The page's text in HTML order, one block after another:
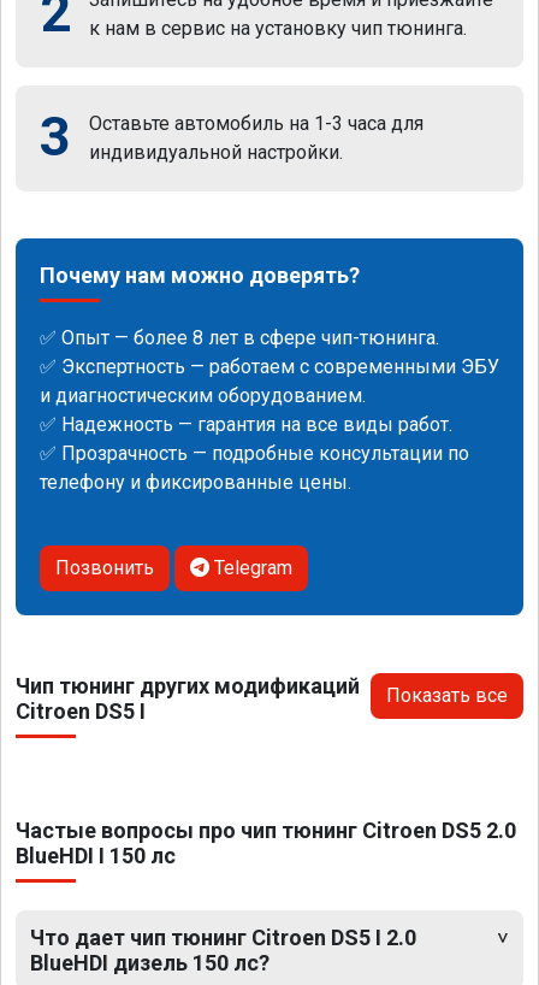
2
к нам в сервис на установку чип тюнинга.
3
Оставьте автомобиль на 1-3 часа для
индивидуальной настройки.
Почему нам можно доверять?
✅ Опыт — более 8 лет в сфере чип-тюнинга.
✅ Экспертность — работаем с современными ЭБУ
и диагностическим оборудованием.
✅ Надежность — гарантия на все виды работ.
✅ Прозрачность — подробные консультации по
телефону и фиксированные цены.
Позвонить Telegram
Чип тюнинг других модификаций
Citroen DS5 I
Показать все
Частые вопросы про чип тюнинг Citroen DS5 2.0
BlueHDI I 150 лс
Что дает чип тюнинг Citroen DS5 I 2.0
BlueHDI дизель 150 лс?